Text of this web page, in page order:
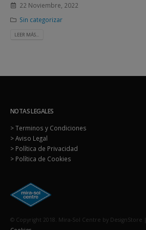
22 Noviembre, 2022
Sin categorizar
LEER MÁS...
NOTAS LEGALES
> Terminos y Condiciones
> Aviso Legal
> Política de Privacidad
> Política de Cookies
© Copyright 2018. Mira-Sol Centre by DesignStore |